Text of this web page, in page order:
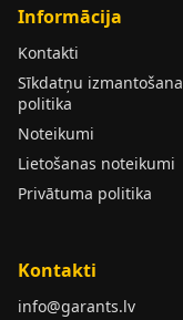
Informācija
Kontakti
Sīkdatņu
politika
Noteikumi
Lietošanas noteikumi
Privātuma politika
Kontakti
info@garants.lv